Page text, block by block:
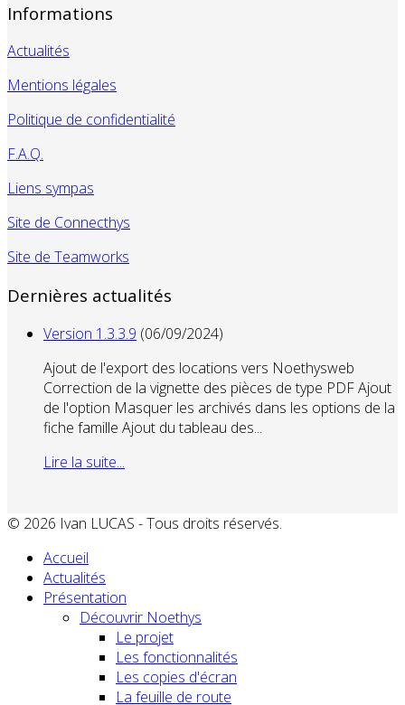
Informations
Actualités
Mentions légales
Politique de confidentialité
F.A.Q.
Liens sympas
Site de Connecthys
Site de Teamworks
Dernières actualités
Version 1.3.3.9 (06/09/2024)
Ajout de l'export des locations vers Noethysweb
Correction de la vignette des pièces de type PDF Ajout
de l'option Masquer les archivés dans les options de la
fiche famille Ajout du tableau des...
Lire la suite...
© 2026 Ivan LUCAS - Tous droits réservés.
Accueil
Actualités
Présentation
Découvrir Noethys
Le projet
Les fonctionnalités
Les copies d'écran
La feuille de route